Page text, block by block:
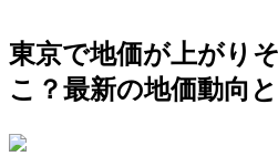
東京で地価が上がり
こ？最新の地価動向